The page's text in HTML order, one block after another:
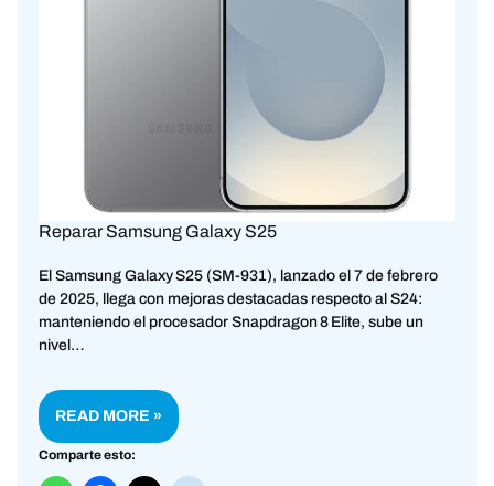
Reparar Samsung Galaxy S25
El Samsung Galaxy S25 (SM-931), lanzado el 7 de febrero
de 2025, llega con mejoras destacadas respecto al S24:
manteniendo el procesador Snapdragon 8 Elite, sube un
nivel…
READ MORE »
Comparte esto: